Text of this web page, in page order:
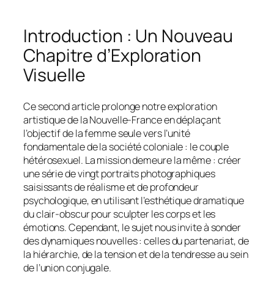
Introduction : Un Nouveau
Chapitre d’Exploration
Visuelle
Ce second article prolonge notre exploration
artistique de la Nouvelle-France en déplaçant
l’objectif de la femme seule vers l’unité
fondamentale de la société coloniale : le couple
hétérosexuel. La mission demeure la même : créer
une série de vingt portraits photographiques
saisissants de réalisme et de profondeur
psychologique, en utilisant l’esthétique dramatique
du clair-obscur pour sculpter les corps et les
émotions. Cependant, le sujet nous invite à sonder
des dynamiques nouvelles : celles du partenariat, de
la hiérarchie, de la tension et de la tendresse au sein
de l’union conjugale.